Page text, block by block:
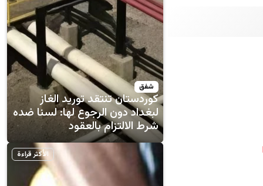
شفق
كوردستان تنتقد توريد الغاز
لبغداد دون الرجوع لها: لسنا ضده
شرط الالتزام بالعقود
الأكثر قراءة